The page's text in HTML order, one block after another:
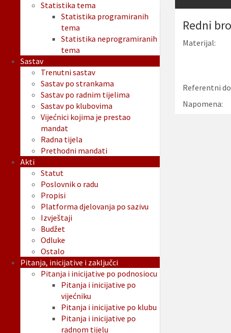
Redni
Materijal:
Referentni
Napomena:
Statistika tema
Statistika programiranih
tema
Statistika neprogramiranih
tema
Sastav
Trenutni sastav
Sastav po strankama
Sastav po radnim tijelima
Sastav po klubovima
Vijećnici kojima je prestao
mandat
Radna tijela
Prethodni mandati
Akti
Statut
Poslovnik o radu
Propisi
Platforma djelovanja po sazivu
Izvještaji
Budžet
Odluke
Ostalo
Pitanja, inicijative i zaključci
Pitanja i inicijative po podnosiocu
Pitanja i inicijative po
vijećniku
Pitanja i inicijative po klubu
Pitanja i inicijative po
radnom tijelu